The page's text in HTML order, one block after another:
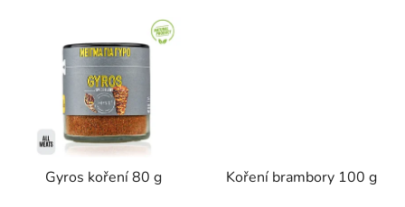
Gyros koření 80 g Koření brambory 100 g